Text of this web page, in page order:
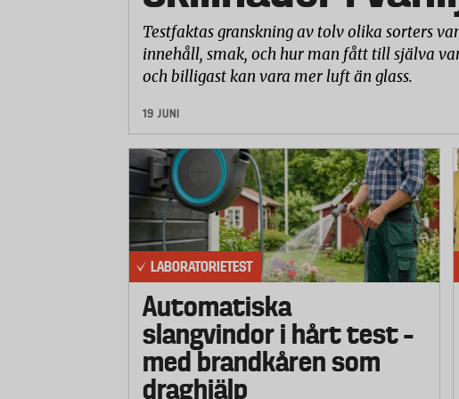
Testfaktas granskning av tolv olika sorters
innehåll, smak, och hur man fått till själva
och billigast kan vara mer luft än glass.
19 JUNI
LABORATORIETEST
Automatiska
slangvindor i hårt test –
med brandkåren som
draghjälp